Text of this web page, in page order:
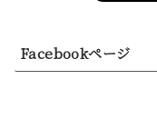
Facebookページ